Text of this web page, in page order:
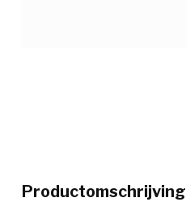
Productomschrijving